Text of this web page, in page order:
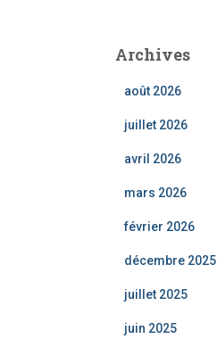
Archives
août 2026
juillet 2026
avril 2026
mars 2026
février 2026
décembre 2025
juillet 2025
juin 2025